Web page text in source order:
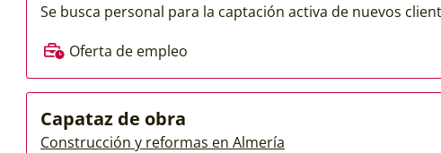
Se busca personal para la captación activa de nuevos
Oferta de empleo
Capataz de obra
Construcción y reformas en Almería